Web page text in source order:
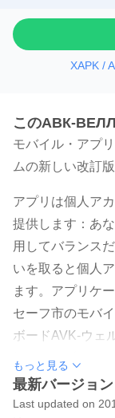
XAPK /
このАВК-
モバイル・アプ
ムの新しい改訂版
アプリは個人ア
提供します：あ
用してバランス
いを取ると個人
ます。アプリケ
セーフ市のモバ
ボードAVK-ウェ
知の形でプロバ
をディスパッチ
イルアプリケー
もっと見る
最新バージョ
Last updated on